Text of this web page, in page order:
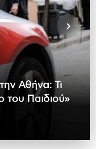
Αθήνα: Τι
του Παιδιού»